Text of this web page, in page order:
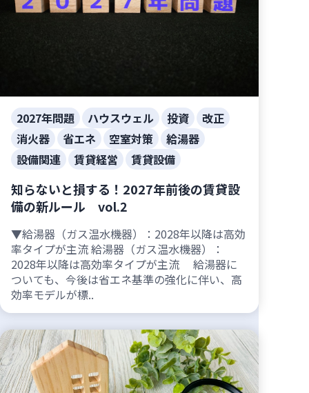
2027年問題 ハウスウェル 投資
改正
消火器
省エネ 空室対策
給湯器
設備関連
賃貸経営 賃貸設備
知らないと損する！2027年前後の賃貸設
備の新ルール vol.2
▼給湯器（ガス温水機器）：2028年以降は高効
率タイプが主流 給湯器（ガス温水機器）：
2028年以降は高効率タイプが主流 給湯器に
ついても、今後は省エネ基準の強化に伴い、高
効率モデルが標..